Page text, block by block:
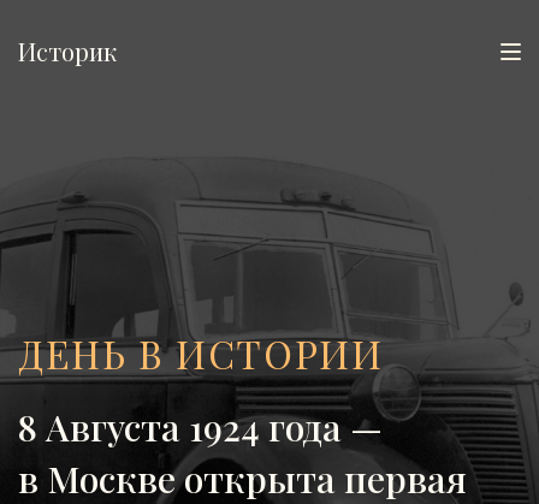
Историк
ДЕНЬ В ИСТОРИИ
8 Августа 1924 года —
в Москве открыта первая